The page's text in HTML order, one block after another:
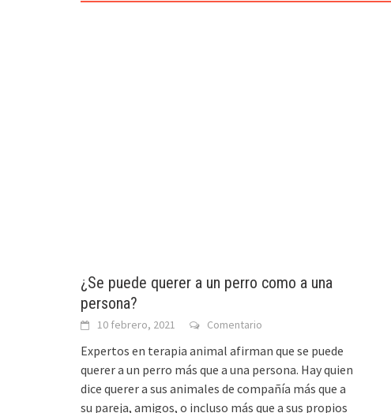
¿Se puede querer a un perro como a una
persona?
10 febrero, 2021 Comentario
Expertos en terapia animal afirman que se puede
querer a un perro más que a una persona. Hay quien
dice querer a sus animales de compañía más que a
su pareja, amigos, o incluso más que a sus propios